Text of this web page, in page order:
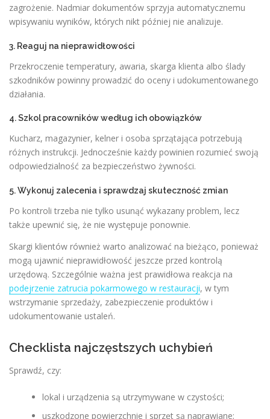
zagrożenie. Nadmiar dokumentów sprzyja automatycznemu
wpisywaniu wyników, których nikt później nie analizuje.
3. Reaguj na nieprawidłowości
Przekroczenie temperatury, awaria, skarga klienta albo ślady
szkodników powinny prowadzić do oceny i udokumentowanego
działania.
4. Szkol pracowników według ich obowiązków
Kucharz, magazynier, kelner i osoba sprzątająca potrzebują
różnych instrukcji. Jednocześnie każdy powinien rozumieć swoją
odpowiedzialność za bezpieczeństwo żywności.
5. Wykonuj zalecenia i sprawdzaj skuteczność zmian
Po kontroli trzeba nie tylko usunąć wykazany problem, lecz
także upewnić się, że nie występuje ponownie.
Skargi klientów również warto analizować na bieżąco, ponieważ
mogą ujawnić nieprawidłowość jeszcze przed kontrolą
urzędową. Szczególnie ważna jest prawidłowa reakcja na
podejrzenie zatrucia pokarmowego w restauracji, w tym
wstrzymanie sprzedaży, zabezpieczenie produktów i
udokumentowanie ustaleń.
Checklista najczęstszych uchybień
Sprawdź, czy:
lokal i urządzenia są utrzymywane w czystości;
uszkodzone powierzchnie i sprzęt są naprawiane;